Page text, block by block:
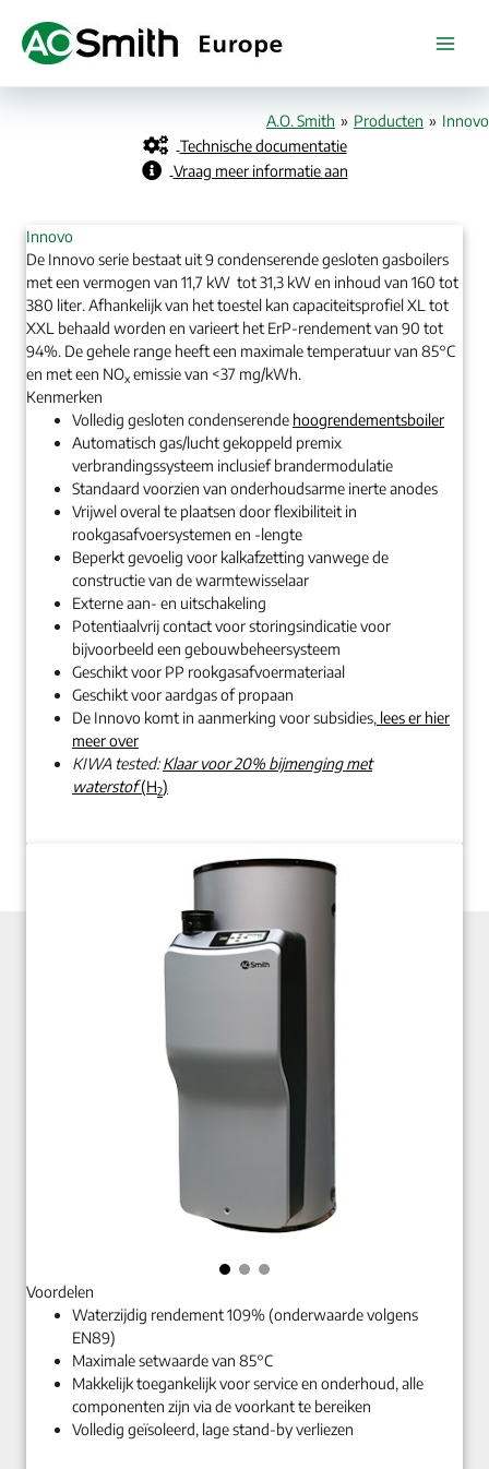
naar
A.O. Smith » Producten » Innovo
Technische documentatie
Vraag meer informatie aan
Innovo
De Innovo serie bestaat uit 9 condenserende gesloten gasboilers
met een vermogen van 11,7 kW tot 31,3 kW en inhoud van 160 tot
380 liter. Afhankelijk van het toestel kan capaciteitsprofiel XL tot
XXL behaald worden en varieert het ErP-rendement van 90 tot
94%. De gehele range heeft een maximale temperatuur van 85°C
en met een NOx emissie van <37 mg/kWh.
Kenmerken
Volledig gesloten condenserende hoogrendementsboiler
Automatisch gas/lucht gekoppeld premix
verbrandingssysteem inclusief brandermodulatie
Standaard voorzien van onderhoudsarme inerte anodes
Vrijwel overal te plaatsen door flexibiliteit in
rookgasafvoersystemen en -lengte
Beperkt gevoelig voor kalkafzetting vanwege de
constructie van de warmtewisselaar
Externe aan- en uitschakeling
Potentiaalvrij contact voor storingsindicatie voor
bijvoorbeeld een gebouwbeheersysteem
Geschikt voor PP rookgasafvoermateriaal
Geschikt voor aardgas of propaan
De Innovo komt in aanmerking voor subsidies, lees er hier
meer over
KIWA tested: Klaar voor 20% bijmenging met
waterstof(H2)
Voordelen
Waterzijdig rendement 109% (onderwaarde volgens
EN89)
Maximale setwaarde van 85°C
Makkelijk toegankelijk voor service en onderhoud, alle
componenten zijn via de voorkant te bereiken
Volledig geïsoleerd, lage stand-by verliezen